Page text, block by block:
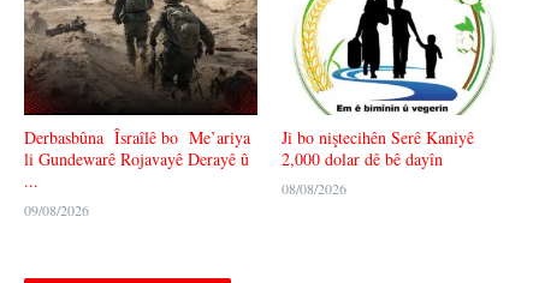
Derbasbûna Îsraîlê bo Me’ariya
li Gundewarê Rojavayê Derayê û
...
09/08/2026
Ji bo niştecihên Serê Kaniyê
2,000 dolar dê bê dayîn
08/08/2026